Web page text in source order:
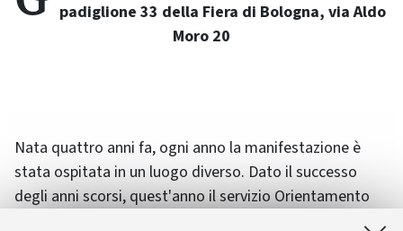
padiglione 33 della Fiera di Bologna, via Aldo
Moro 20
Nata quattro anni fa, ogni anno la manifestazione è
stata ospitata in un luogo diverso. Dato il successo
degli anni scorsi, quest'anno il servizio Orientamento